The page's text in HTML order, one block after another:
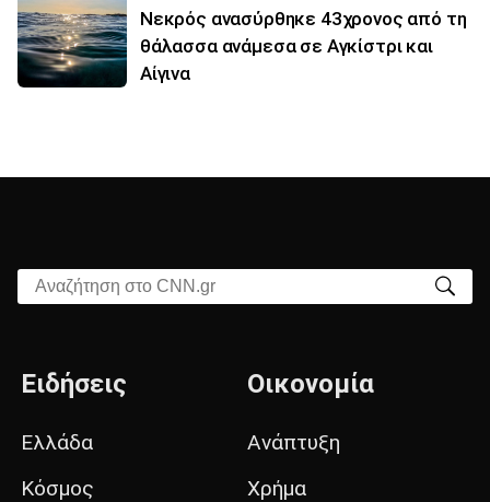
Νεκρός ανασύρθηκε 43χρονος από τη
θάλασσα ανάμεσα σε Αγκίστρι και
Αίγινα
Αναζήτηση στο CNN.gr
Ειδήσεις
Ελλάδα
Κόσμος
Οικονομία
Ανάπτυξη
Χρήμα